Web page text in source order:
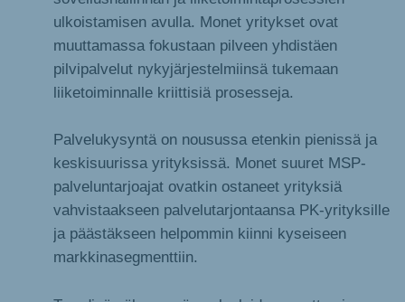
ulkoistamisen avulla. Monet yritykset ovat
muuttamassa fokustaan pilveen yhdistäen
pilvipalvelut nykyjärjestelmiinsä tukemaan
liiketoiminnalle kriittisiä prosesseja.
Palvelukysyntä on nousussa etenkin pienissä ja
keskisuurissa yrityksissä. Monet suuret MSP-
palveluntarjoajat ovatkin ostaneet yrityksiä
vahvistaakseen palvelutarjontaansa PK-yrityksille
ja päästäkseen helpommin kiinni kyseiseen
markkinasegmenttiin.